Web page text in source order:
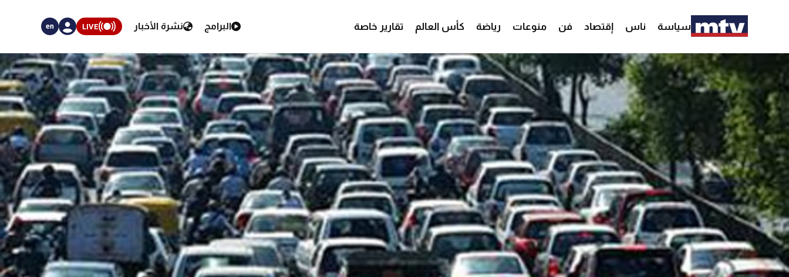
سياسة ناس إقتصاد فن منوعات رياضة كأس العالم تقارير خاصة البرامج نشرة الأخبار LIVE
en